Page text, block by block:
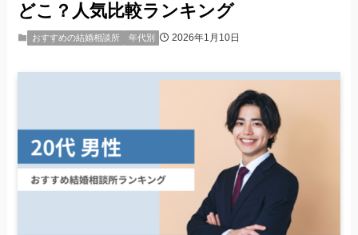
どこ？人気比較ランキング
おすすめの結婚相談所 年代別 2026年1月10日